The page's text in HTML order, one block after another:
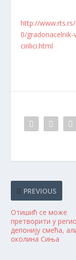
http://
0/
cirilici.html
PREVIOUS
Отишић се може
претворити у
депонију смећа,
околина Сиња